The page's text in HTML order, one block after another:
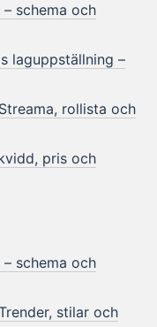
schema och
laguppställning –
rollista och
pris och
schema och
stilar och